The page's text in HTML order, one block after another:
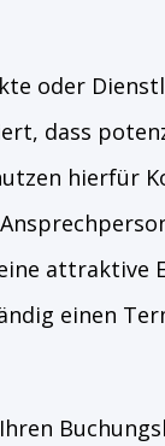
oder
dass
hierfür
attraktive
einen